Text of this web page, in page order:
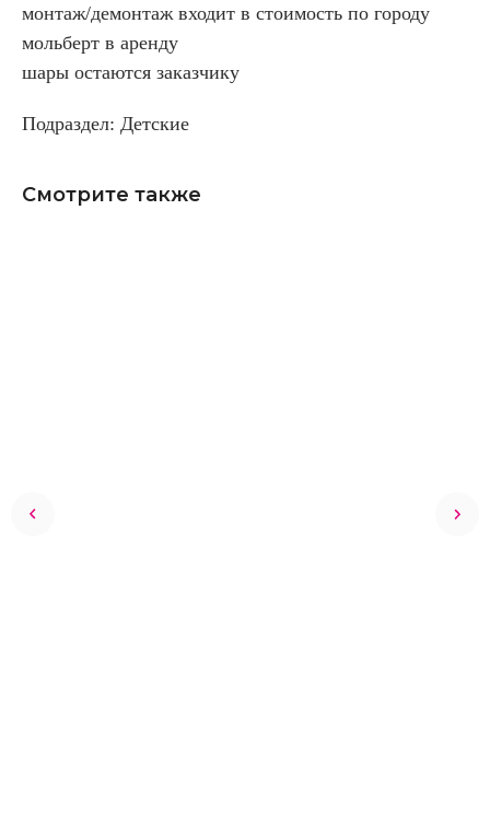
монтаж/демонтаж входит в стоимость по городу
мольберт в аренду
шары остаются заказчику
Подраздел: Детские
Смотрите также